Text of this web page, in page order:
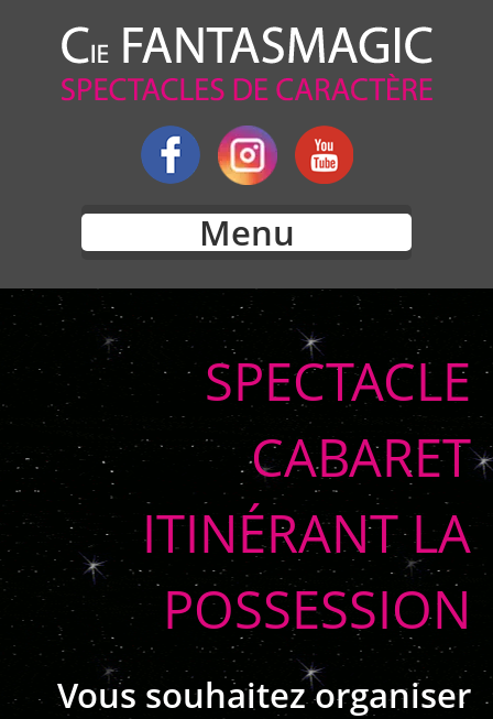
Menu
SPECTACLE
CABARET
ITINÉRANT LA
POSSESSION
Vous souhaitez organiser